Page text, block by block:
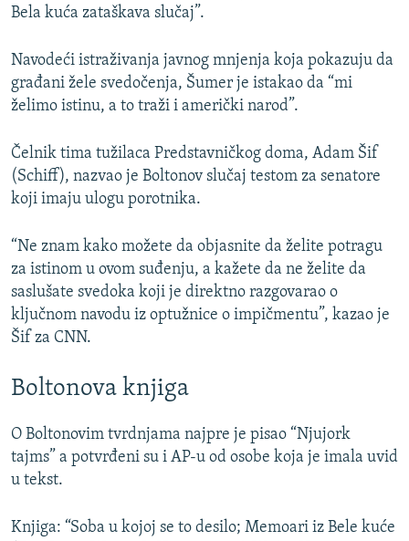
Bela kuća zataškava slučaj”.
Navodeći istraživanja javnog mnjenja koja pokazuju da
građani žele svedočenja, Šumer je istakao da “mi
želimo istinu, a to traži i američki narod”.
Čelnik tima tužilaca Predstavničkog doma, Adam Šif
(Schiff), nazvao je Boltonov slučaj testom za senatore
koji imaju ulogu porotnika.
“Ne znam kako možete da objasnite da želite potragu
za istinom u ovom suđenju, a kažete da ne želite da
saslušate svedoka koji je direktno razgovarao o
ključnom navodu iz optužnice o impičmentu”, kazao je
Šif za CNN.
Boltonova knjiga
O Boltonovim tvrdnjama najpre je pisao “Njujork
tajms” a potvrđeni su i AP-u od osobe koja je imala uvid
u tekst.
Knjiga: “Soba u kojoj se to desilo; Memoari iz Bele kuće